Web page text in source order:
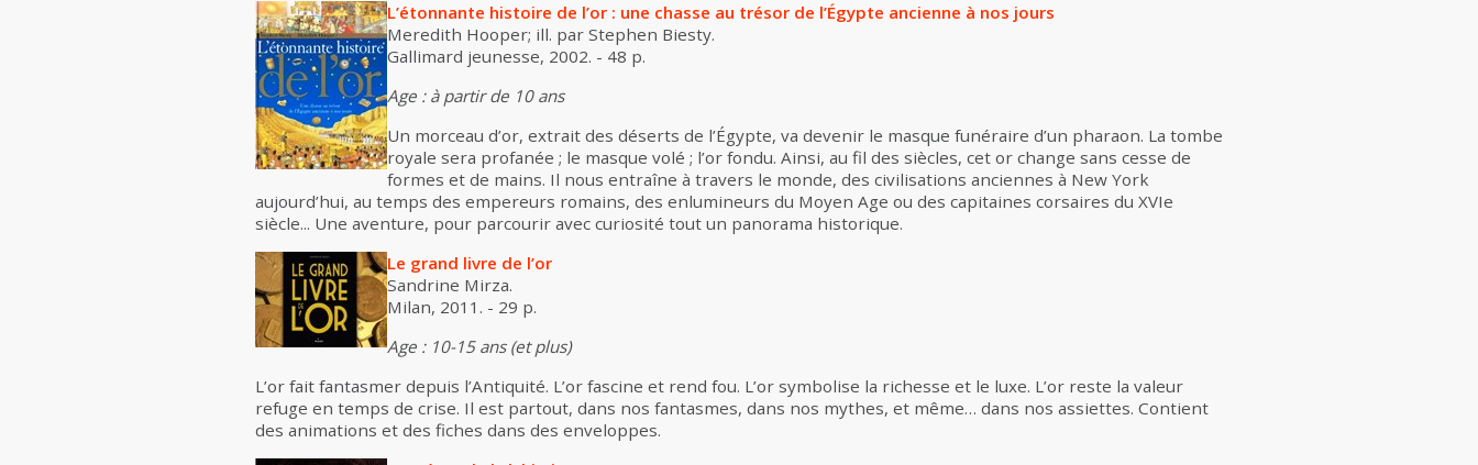
L’étonnante histoire de l’or : une chasse au trésor de l’Égypte ancienne à nos jours
Meredith Hooper; ill. par Stephen Biesty.
Gallimard jeunesse, 2002. - 48 p.
Age : à partir de 10 ans
Un morceau d’or, extrait des déserts de l’Égypte, va devenir le masque funéraire d’un pharaon. La tombe
royale sera profanée ; le masque volé ; l’or fondu. Ainsi, au fil des siècles, cet or change sans cesse de
formes et de mains. Il nous entraîne à travers le monde, des civilisations anciennes à New York
aujourd’hui, au temps des empereurs romains, des enlumineurs du Moyen Age ou des capitaines corsaires du XVIe
siècle... Une aventure, pour parcourir avec curiosité tout un panorama historique.
Le grand livre de l’or
Sandrine Mirza.
Milan, 2011. - 29 p.
Age : 10-15 ans (et plus)
L’or fait fantasmer depuis l’Antiquité. L’or fascine et rend fou. L’or symbolise la richesse et le luxe. L’or reste la valeur
refuge en temps de crise. Il est partout, dans nos fantasmes, dans nos mythes, et même… dans nos assiettes. Contient
des animations et des fiches dans des enveloppes.